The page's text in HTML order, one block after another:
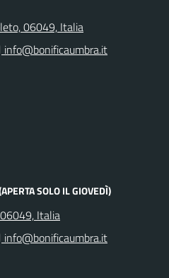
06049, Italia
info@bonificaumbra.it
SOLO IL GIOVEDÌ)
Italia
info@bonificaumbra.it